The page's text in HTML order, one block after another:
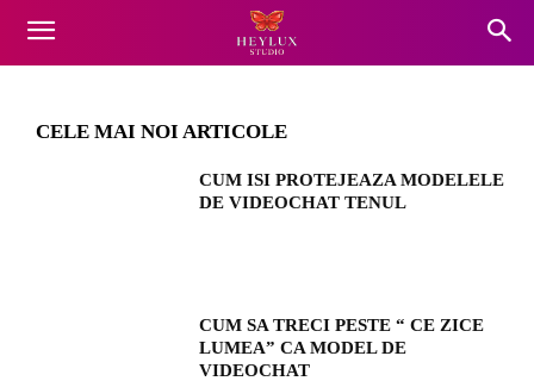
Preziosa e mai frumos decat chiar visele
mele, m-am indragostit de acest...
Preziosa e mai frumos decat chiar visele
mele, m-am indragostit de acest job
CELE MAI NOI ARTICOLE
CUM ISI PROTEJEAZA MODELELE
DE VIDEOCHAT TENUL
CUM SA TRECI PESTE “ CE ZICE
LUMEA” CA MODEL DE
VIDEOCHAT